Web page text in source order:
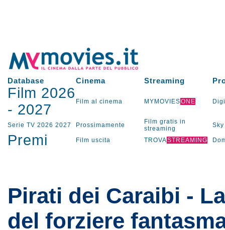
Database Cinema Streaming
Film 2026
- 2027 Film al cinema MYMOVIESONE
Serie TV 2026 2027 Prossimamente
Film gratis in
streaming
Sky
Premi Film uscita TROVASTREAMING
Pirati dei Caraibi -
del forziere